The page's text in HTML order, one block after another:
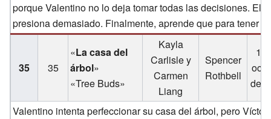
porque Valentino no lo deja tomar todas las decisiones.
presiona demasiado. Finalmente, aprende que para tener
35 35
«La casa del
árbol»
«Tree Buds»
Kayla
Carlisle y
Carmen
Liang
Spencer
Rothbell
19
de
Valentino intenta perfeccionar su casa del árbol, pero